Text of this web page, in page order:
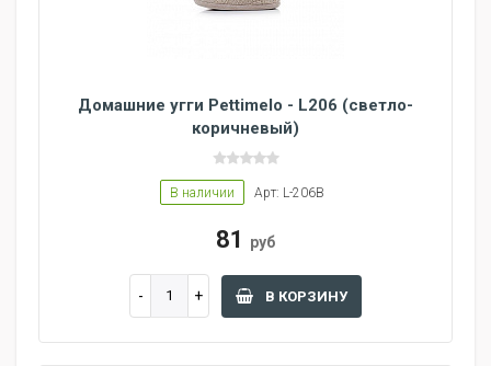
Домашние угги Pettimelo - L206 (светло-
коричневый)
В наличии Арт: L-206B
81 руб
В КОРЗИНУ